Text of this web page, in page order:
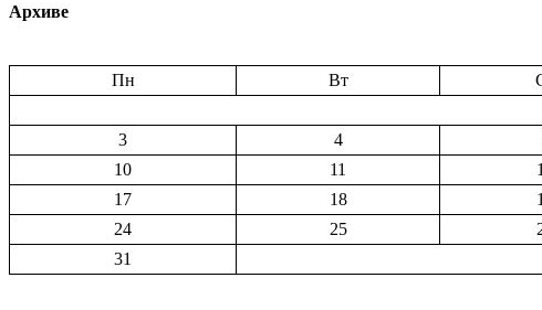
Архиве
Пн
Вт
3
4
10
11
17
18
24
25
31